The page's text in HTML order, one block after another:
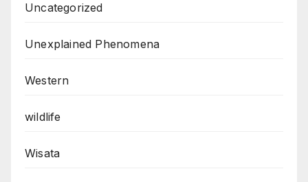
Uncategorized
Unexplained Phenomena
Western
wildlife
Wisata